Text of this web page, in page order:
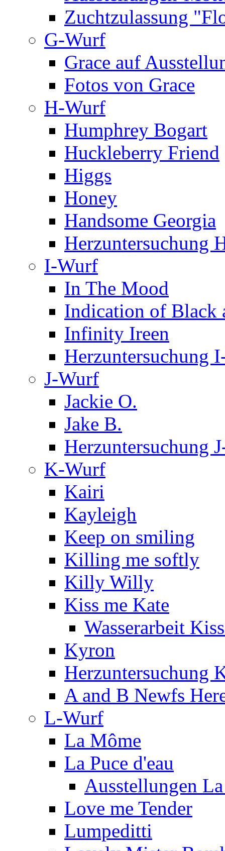
Zuchtzulassung
G-Wurf
Grace auf
Fotos von Grace
H-Wurf
Humphrey Bogart
Huckleberry Friend
Higgs
Honey
Handsome Georgia
Herzuntersuchung
I-Wurf
In The Mood
Indication of Black
Infinity Ireen
Herzuntersuchung
J-Wurf
Jackie O.
Jake B.
Herzuntersuchung
K-Wurf
Kairi
Kayleigh
Keep on smiling
Killing me softly
Killy Willy
Kiss me Kate
Wasserarbeit
Kyron
Herzuntersuchung
A and B Newfs
L-Wurf
La Môme
La Puce d'eau
Ausstellungen
Love me Tender
Lumpeditti